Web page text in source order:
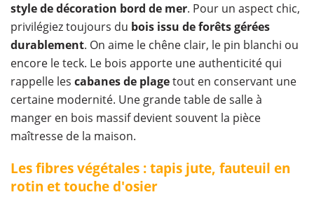
style de décoration bord de mer. Pour un aspect chic,
privilégiez toujours du bois issu de forêts gérées
durablement. On aime le chêne clair, le pin blanchi ou
encore le teck. Le bois apporte une authenticité qui
rappelle les cabanes de plagetout en conservant une
certaine modernité. Une grande table de salle à
manger en bois massif devient souvent la pièce
maîtresse de la maison.
Les fibres végétales : tapis jute, fauteuil en
rotin et touche d'osier